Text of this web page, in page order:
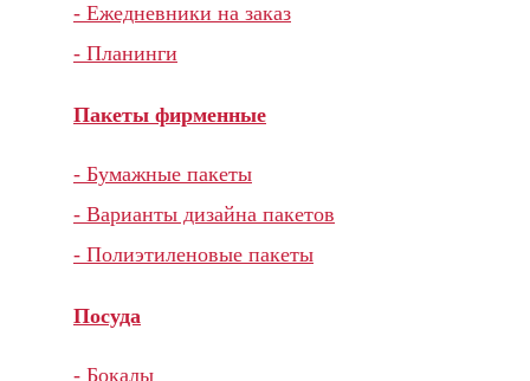
- Ежедневники на заказ
- Планинги
Пакеты фирменные
- Бумажные пакеты
- Варианты дизайна пакетов
- Полиэтиленовые пакеты
Посуда
- Бокалы